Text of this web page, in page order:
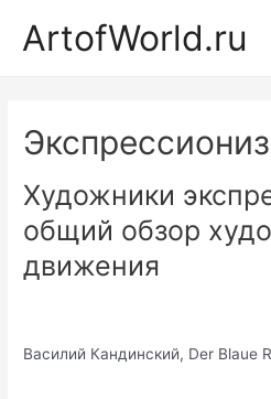
ArtofWorld.ru
Художники
общий обзор
движения
Василий Кандинский, Der Blaue